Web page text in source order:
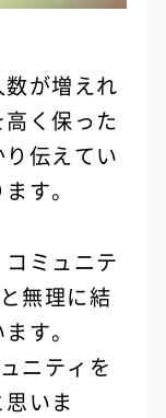
が増えれ
く保った
伝えてい
す。
ミュニテ
無理に結
す。
ニティを
いま